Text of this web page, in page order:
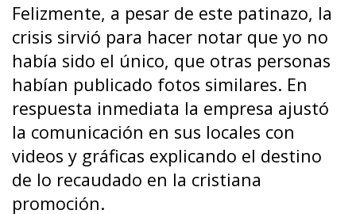
Felizmente, a pesar de este patinazo, la
crisis sirvió para hacer notar que yo no
había sido el único, que otras personas
habían publicado fotos similares. En
respuesta inmediata la empresa ajustó
la comunicación en sus locales con
videos y gráficas explicando el destino
de lo recaudado en la cristiana
promoción.